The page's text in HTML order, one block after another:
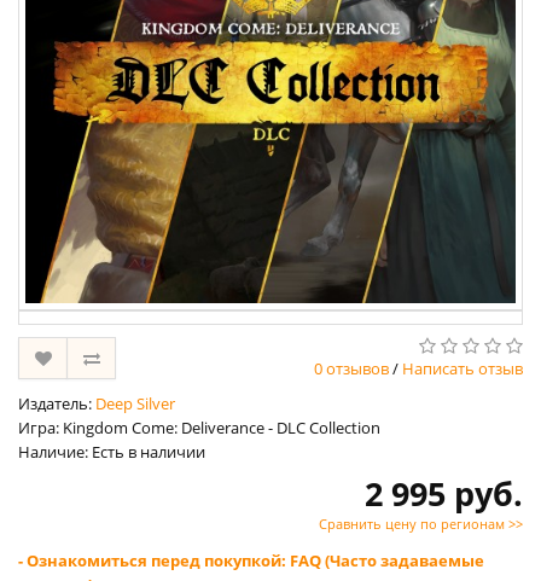
0 отзывов/ Написать отзыв
Издатель: Deep Silver
Игра: Kingdom Come: Deliverance - DLC Collection
Наличие: Есть в наличии
2 995 руб.
Сравнить цену по регионам >>
- Ознакомиться перед покупкой: FAQ (Часто задаваемые